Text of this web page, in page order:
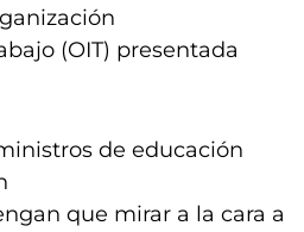
(OIT) presentada
de educación
que mirar a la cara a